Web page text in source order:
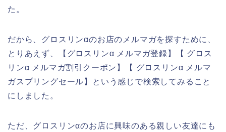
た。
だから、グロスリンαのお店のメルマガを探すために、
とりあえず、【グロスリンα メルマガ登録】【 グロス
リンα メルマガ割引クーポン】【 グロスリンα メルマ
ガスプリングセール】という感じで検索してみること
にしました。
ただ、グロスリンαのお店に興味のある親しい友達にも